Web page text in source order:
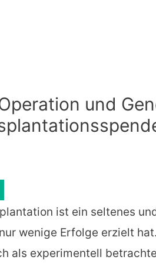
und
ist ein seltenes
wenige Erfolge erzielt
als experimentell